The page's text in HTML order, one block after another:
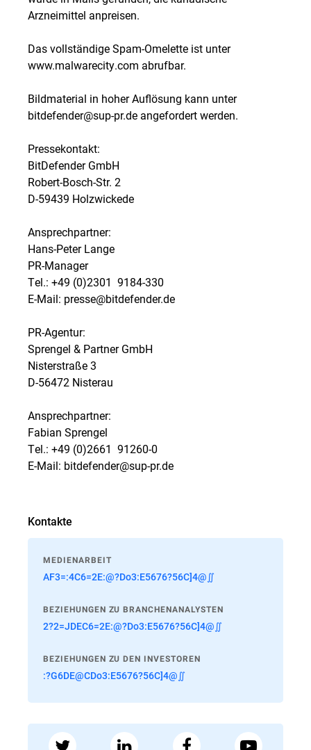
Arzneimittel anpreisen.
Das vollständige Spam-Omelette ist unter
www.malwarecity.com abrufbar.
Bildmaterial in hoher Auflösung kann unter
bitdefender@sup-pr.de angefordert werden.
Pressekontakt:
BitDefender GmbH
Robert-Bosch-Str. 2
D-59439 Holzwickede
Ansprechpartner:
Hans-Peter Lange
PR-Manager
Tel.: +49 (0)2301  9184-330
E-Mail: presse@bitdefender.de
PR-Agentur:
Sprengel & Partner GmbH
Nisterstraße 3
D-56472 Nisterau
Ansprechpartner:
Fabian Sprengel
Tel.: +49 (0)2661  91260-0
E-Mail: bitdefender@sup-pr.de
Kontakte
MEDIENARBEIT
AF3=:4C6=2E:@?Do3:E5676?56C]4@∬
BEZIEHUNGEN ZU BRANCHENANALYSTEN
2?2=JDEC6=2E:@?Do3:E5676?56C]4@∬
BEZIEHUNGEN ZU DEN INVESTOREN
:?G6DE@CDo3:E5676?56C]4@∬